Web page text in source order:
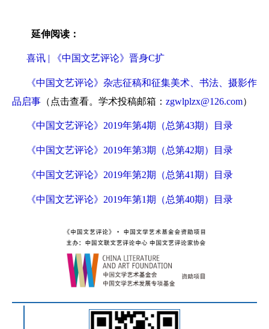
延伸阅读：
喜讯 | 《中国文艺评论》晋身C扩
《中国文艺评论》杂志征稿和征集美术、书法、摄影作
品启事 （点击查看。学术投稿邮箱： zgwlplzx@126.com）
《中国文艺评论》2019年第4期（总第43期）目录
《中国文艺评论》2019年第3期（总第42期）目录
《中国文艺评论》2019年第2期（总第41期）目录
《中国文艺评论》2019年第1期（总第40期）目录